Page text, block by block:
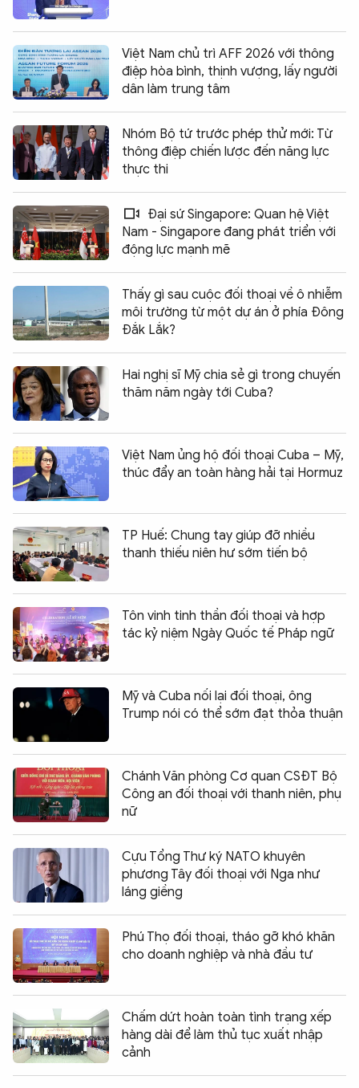
Việt Nam chủ trì AFF 2026 với thông
điệp hòa bình, thịnh vượng, lấy người
dân làm trung tâm
Nhóm Bộ tứ trước phép thử mới: Từ
thông điệp chiến lược đến năng lực
thực thi
Đại sứ Singapore: Quan hệ Việt
Nam - Singapore đang phát triển với
động lực mạnh mẽ
Thấy gì sau cuộc đối thoại về ô nhiễm
môi trường từ một dự án ở phía Đông
Đắk Lắk?
Hai nghị sĩ Mỹ chia sẻ gì trong chuyến
thăm năm ngày tới Cuba?
Việt Nam ủng hộ đối thoại Cuba – Mỹ,
thúc đẩy an toàn hàng hải tại Hormuz
TP Huế: Chung tay giúp đỡ nhiều
thanh thiếu niên hư sớm tiến bộ
Tôn vinh tinh thần đối thoại và hợp
tác kỷ niệm Ngày Quốc tế Pháp ngữ
Mỹ và Cuba nối lại đối thoại, ông
Trump nói có thể sớm đạt thỏa thuận
Chánh Văn phòng Cơ quan CSĐT Bộ
Công an đối thoại với thanh niên, phụ
nữ
Cựu Tổng Thư ký NATO khuyên
phương Tây đối thoại với Nga như
láng giềng
Phú Thọ đối thoại, tháo gỡ khó khăn
cho doanh nghiệp và nhà đầu tư
Chấm dứt hoàn toàn tình trạng xếp
hàng dài để làm thủ tục xuất nhập
cảnh